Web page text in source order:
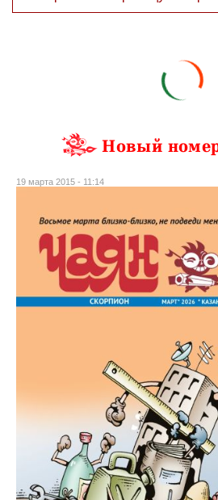
Новый
19 марта 2015 - 11:14